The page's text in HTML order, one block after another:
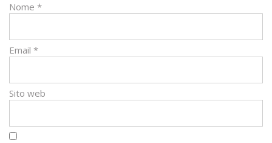
Nome *
Email *
Sito web